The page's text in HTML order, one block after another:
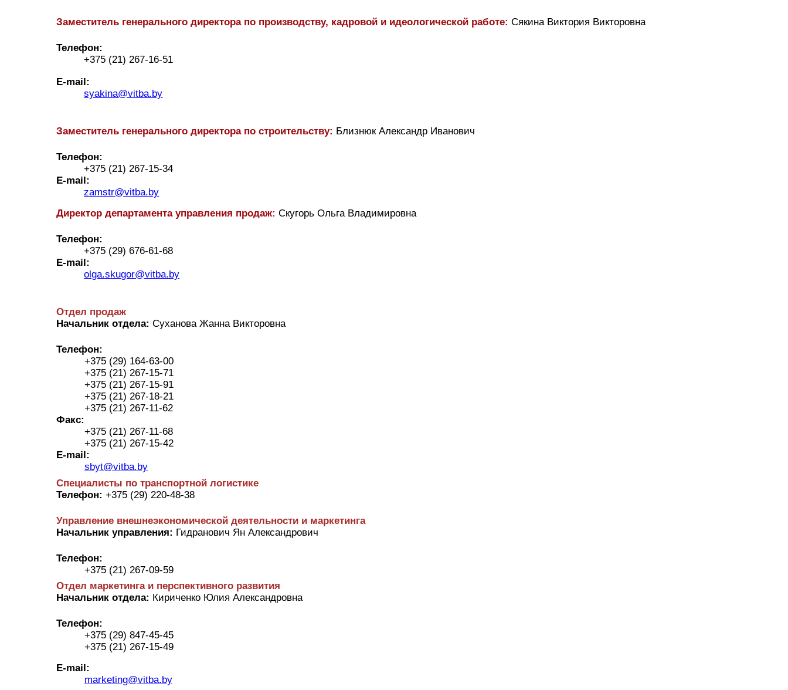
Заместитель генерального директора по производству, кадровой и идеологической работе: Сякина Виктория Викторовна
Телефон:
+375 (21) 267-16-51
E-mail:
syakina@vitba.by
Заместитель генерального директора по строительству: Близнюк Александр Иванович
Телефон:
+375 (21) 267-15-34
E-mail:
zamstr@vitba.by
Директор департамента управления продаж: Скугорь Ольга Владимировна
Телефон:
+375 (29) 676-61-68
E-mail:
olga.skugor@vitba.by
Отдел продаж
Начальник отдела: Суханова Жанна Викторовна
Телефон:
+375 (29) 164-63-00
+375 (21) 267-15-71
+375 (21) 267-15-91
+375 (21) 267-18-21
+375 (21) 267-11-62
Факс:
+375 (21) 267-11-68
+375 (21) 267-15-42
E-mail:
sbyt@vitba.by
Специалисты по транспортной логистике
Телефон: +375 (29) 220-48-38
Управление внешнеэкономической деятельности и маркетинга
Начальник управления: Гидранович Ян Александрович
Телефон:
+375 (21) 267-09-59
Отдел маркетинга и перспективного развития
Начальник отдела: Кириченко Юлия Александровна
Телефон:
+375 (29) 847-45-45
+375 (21) 267-15-49
E-mail:
marketing@vitba.by